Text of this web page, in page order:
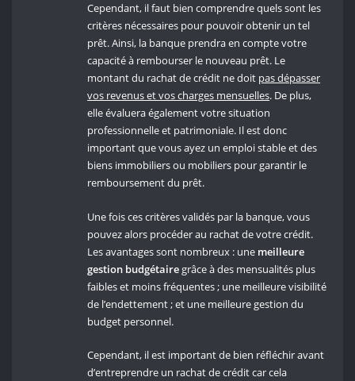
Cependant, il faut bien comprendre quels sont les
critères nécessaires pour pouvoir obtenir un tel
prêt. Ainsi, la banque prendra en compte votre
capacité à rembourser le nouveau prêt. Le
montant du rachat de crédit ne doit pas dépasser
vos revenus et vos charges mensuelles. De plus,
elle évaluera également votre situation
professionnelle et patrimoniale. Il est donc
important que vous ayez un emploi stable et des
biens immobiliers ou mobiliers pour garantir le
remboursement du prêt.
Une fois ces critères validés par la banque, vous
pouvez alors procéder au rachat de votre crédit.
Les avantages sont nombreux : une meilleure
gestion budgétairegrâce à des mensualités plus
faibles et moins fréquentes ; une meilleure visibilité
de l’endettement ; et une meilleure gestion du
budget personnel.
Cependant, il est important de bien réfléchir avant
d’entreprendre un rachat de crédit car cela